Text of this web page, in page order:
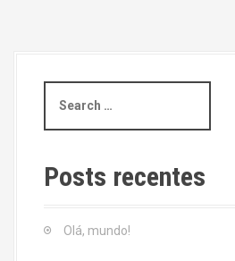
a
c
h
Posts recentes
Olá, mundo!